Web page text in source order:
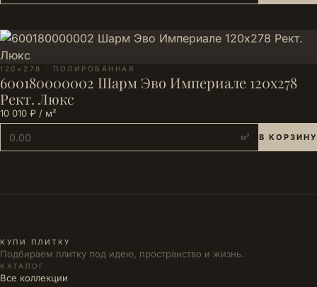
120×278 · ПОЛИРОВАННАЯ
600180000002 Шарм Эво Империале 120х278
Рект. Люкс
10 010 ₽ / м²
м² В КОРЗИНУ
КУПИ ПЛИТКУ
Подбираем плитку под идею, пространство и жизнь.
КАТАЛОГ
Все коллекции